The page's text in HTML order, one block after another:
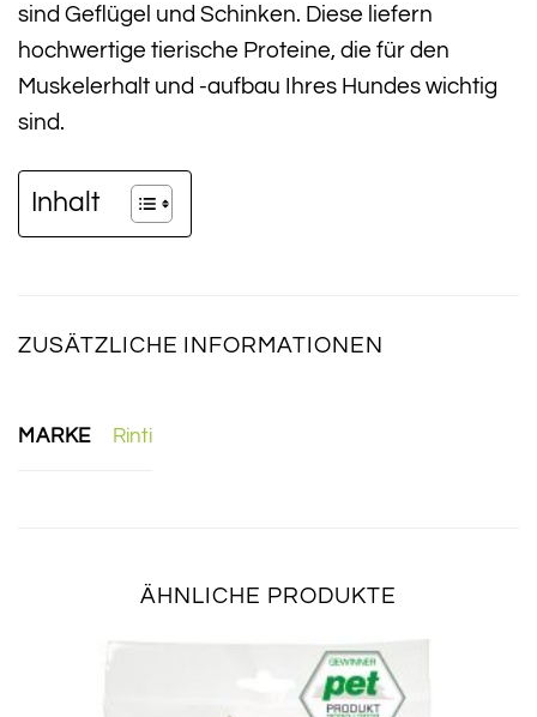
sind Geflügel und Schinken. Diese liefern
hochwertige tierische Proteine, die für den
Muskelerhalt und -aufbau Ihres Hundes wichtig
sind.
Inhalt
ZUSÄTZLICHE INFORMATIONEN
MARKE Rinti
ÄHNLICHE PRODUKTE